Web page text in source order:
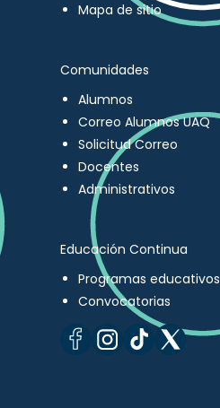
Mapa de sitio
Comunidades
Alumnos
Correo Alumnos UAQ
Solicitud Correo
Docentes
Administrativos
Educación Continua
Programas educativos
Convocatorias